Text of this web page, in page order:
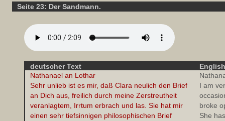
Seite 23: Der Sandmann.
deutscher Text
Nathanael an Lothar
Sehr unlieb ist es mir, daß Clara neulich den Brief
an Dich aus, freilich durch meine Zerstreutheit
veranlagtem, Irrtum erbrach und las. Sie hat mir
einen sehr tiefsinnigen philosophischen Brief
I am
broke
She